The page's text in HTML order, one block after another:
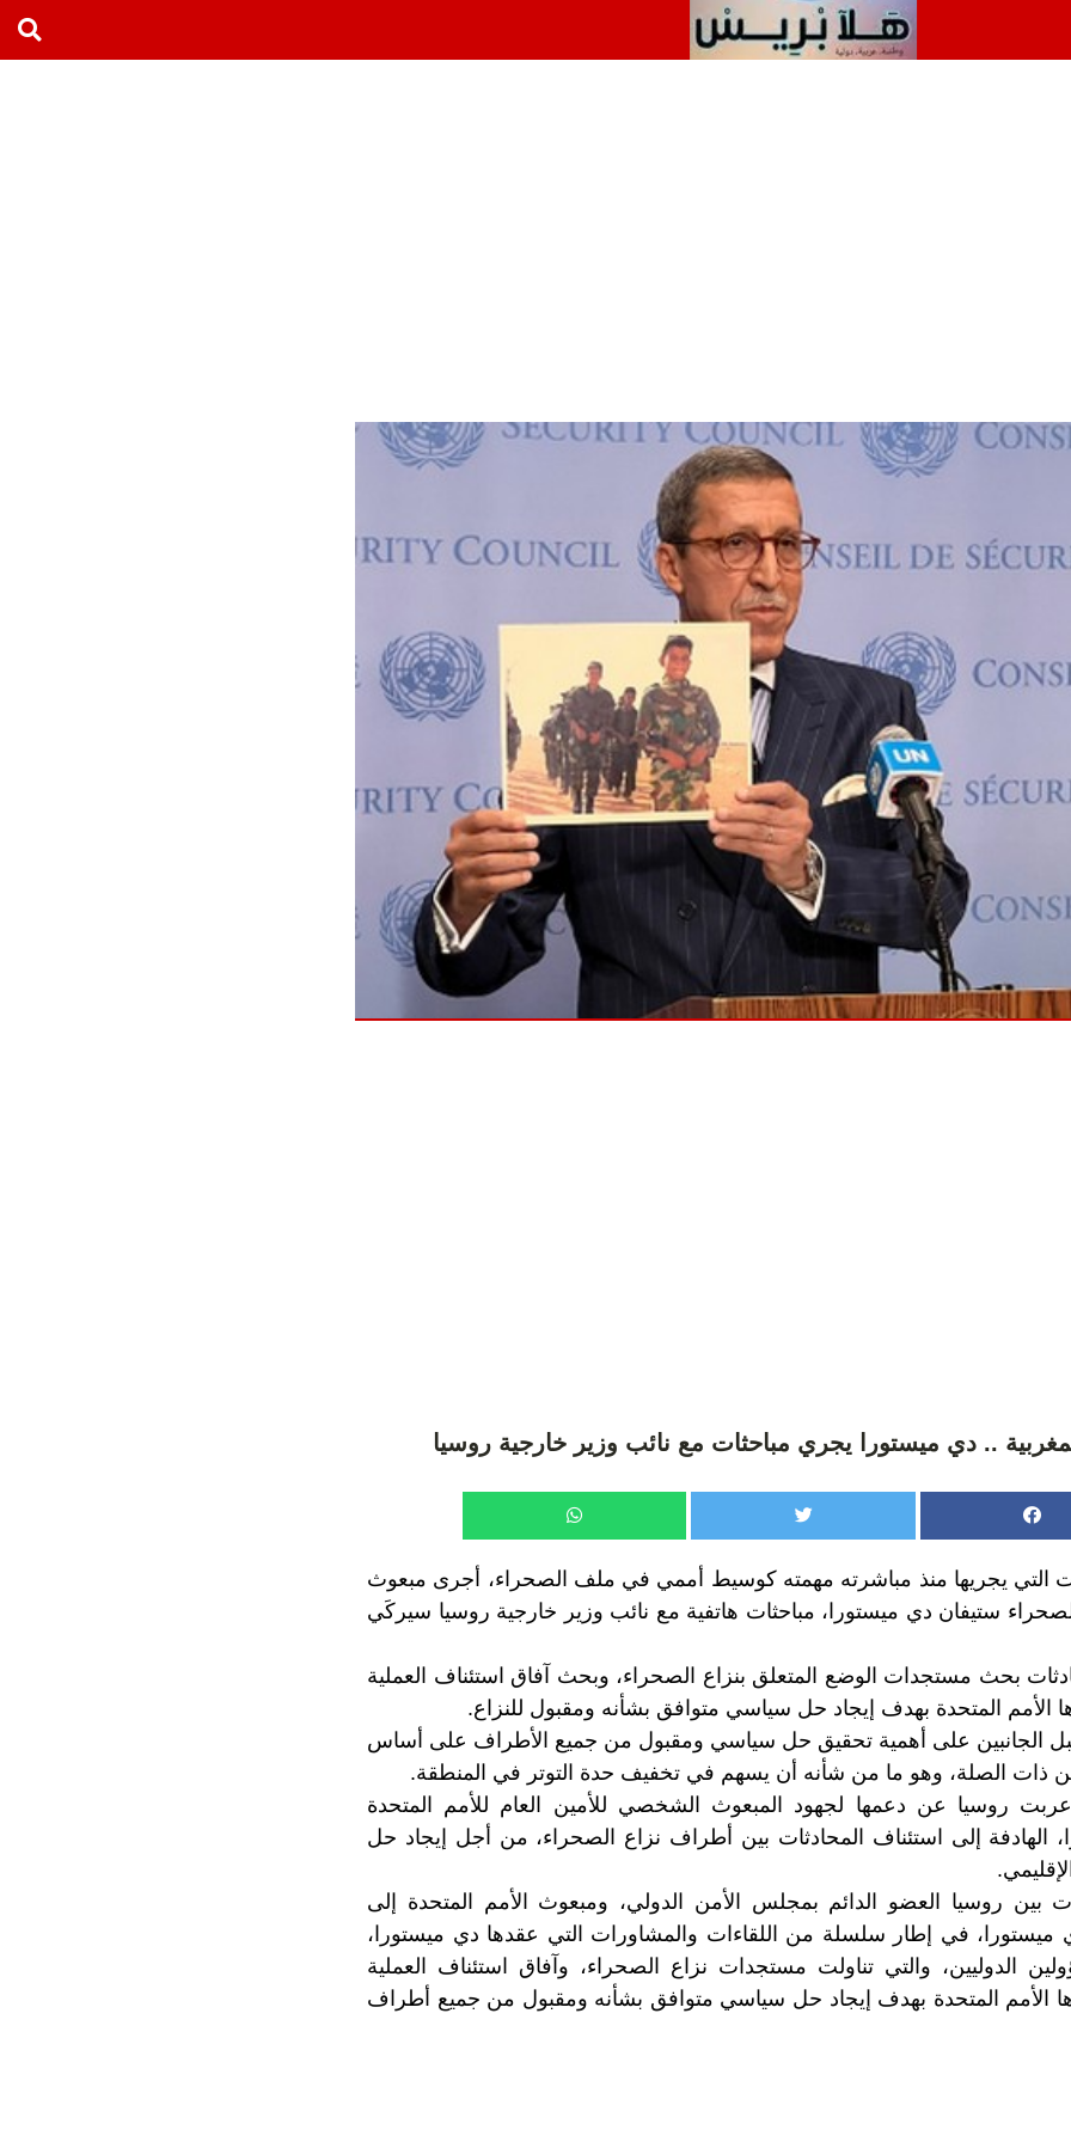
.. دي ميستورا يجري مباحثات مع نائب وزير خارجية روسيا
التي يجريها منذ مباشرته مهمته كوسيط أممي في ملف الصحراء، أجرى مبعوث
الصحراء ستيفان دي ميستورا، مباحثات هاتفية مع نائب وزير خارجية روسيا سيركَي
بحث مستجدات الوضع المتعلق بنزاع الصحراء، وبحث آفاق استئناف العملية
الأمم المتحدة بهدف إيجاد حل سياسي متوافق بشأنه ومقبول للنزاع.
قبل الجانبين على أهمية تحقيق حل سياسي ومقبول من جميع الأطراف على أساس
ذات الصلة، وهو ما من شأنه أن يسهم في تخفيف حدة التوتر في المنطقة.
روسيا عن دعمها لجهود المبعوث الشخصي للأمين العام للأمم المتحدة
الهادفة إلى استئناف المحادثات بين أطراف نزاع الصحراء، من أجل إيجاد حل
بين روسيا العضو الدائم بمجلس الأمن الدولي، ومبعوث الأمم المتحدة إلى
ميستورا، في إطار سلسلة من اللقاءات والمشاورات التي عقدها دي ميستورا،
الدوليين، والتي تناولت مستجدات نزاع الصحراء، وآفاق استئناف العملية
الأمم المتحدة بهدف إيجاد حل سياسي متوافق بشأنه ومقبول من جميع أطراف